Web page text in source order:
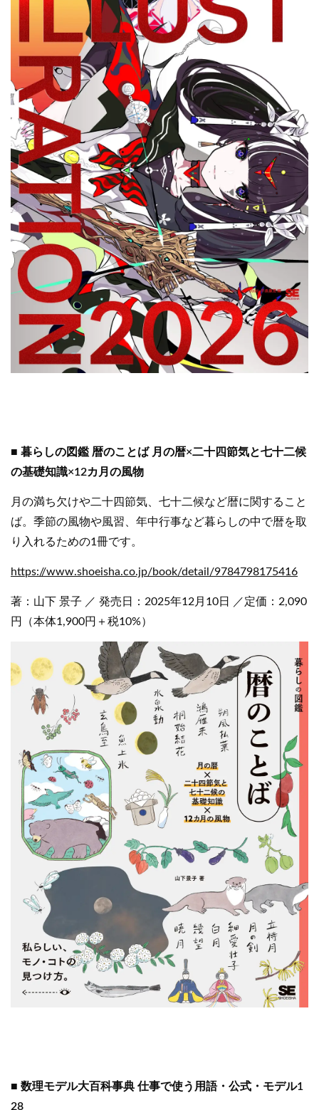
■ 暮らしの図鑑 暦のことば 月の暦×二十四節気と七十二候
の基礎知識×12カ月の風物
月の満ち欠けや二十四節気、七十二候など暦に関すること
ば。季節の風物や風習、年中行事など暮らしの中で暦を取
り入れるための1冊です。
https://www.shoeisha.co.jp/book/detail/9784798175416
著：山下 景子 ／ 発売日：2025年12月10日 ／定価：2,090
円（本体1,900円＋税10%）
■ 数理モデル大百科事典 仕事で使う用語・公式・モデル1
28